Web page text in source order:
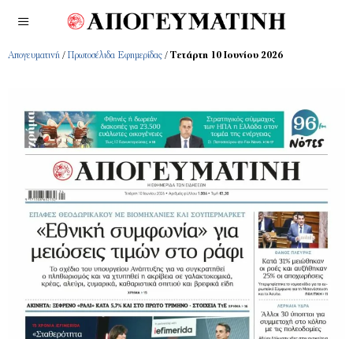
Απογευματινή / Πρωτοσέλιδα Εφημερίδας / Τετάρτη 10 Ιουνίου 2026